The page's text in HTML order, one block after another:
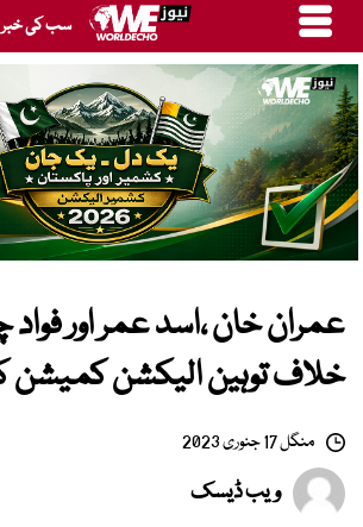
سب کی خبر
عمران خان ،اسد عمر اور
خلاف توہین الیکشن کمیشن
منگل 17 جنوری 2023
ویب ڈیسک